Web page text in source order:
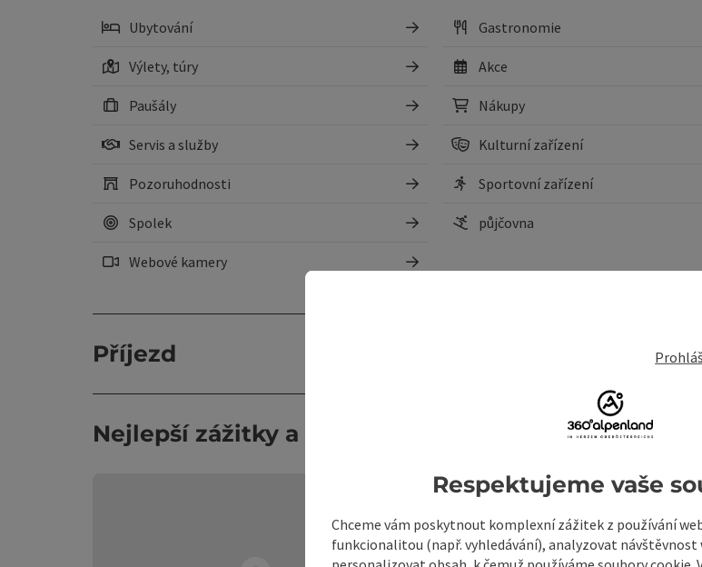
Ubytování Gastronomie
Výlety, túry Akce
Paušály Nákupy
Servis a služby Kulturní zařízení
Pozoruhodnosti Sportovní zařízení
Spolek půjčovna
Webové kamery
Příjezd
Nejlepší zážitky a zajímavosti
Respektujeme vaše
Chceme vám poskytnout komplexní zážitek z používání
funkcionalitou (např. vyhledávání), analyzovat návštěvnost